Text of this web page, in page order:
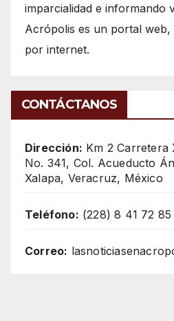
imparcialidad e informando
Acrópolis es un portal web,
por internet.
CONTÁCTANOS
Dirección: Km 2 Carretera
No. 341, Col. Acueducto
Xalapa, Veracruz, México
Teléfono: (228) 8 41 72 85
Correo: